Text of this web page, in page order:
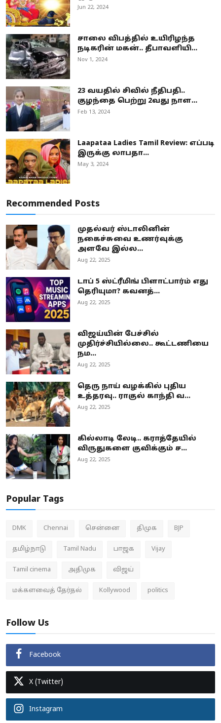
Jun 22, 2024
சாலை விபத்தில் உயிரிழந்த
நடிகரின் மகன்.. தீபாவளியி...
Nov 1, 2024
23 வயதில் சிவில் நீதிபதி..
குழந்தை பெற்று 2வது நாள...
Feb 13, 2024
Laapataa Ladies Tamil Review: எப்படி
இருக்கு லாபதா...
May 3, 2024
Recommended Posts
முதல்வர் ஸ்டாலினின்
நகைச்சுவை உணர்வுக்கு
அளவே இல்ல...
Aug 22, 2025
டாப் 5 ஸ்ட்ரீமிங் பிளாட்பார்ம் எது
தெரியுமா? கவனத்...
Aug 22, 2025
விஜய்யின் பேச்சில்
முதிர்ச்சியில்லை.. கூட்டணியை
நம...
Aug 22, 2025
தெரு நாய் வழக்கில் புதிய
உத்தரவு.. ராகுல் காந்தி வ...
Aug 22, 2025
கில்லாடி லேடி.. கராத்தேயில்
விருதுகளை குவிக்கும் ச...
Aug 22, 2025
Popular Tags
DMK Chennai சென்னை திமுக BJP
தமிழ்நாடு Tamil Nadu பாஜக Vijay
Tamil cinema அதிமுக விஜய்
மக்களவைத் தேர்தல் Kollywood politics
Follow Us
Facebook
X (Twitter)
Instagram